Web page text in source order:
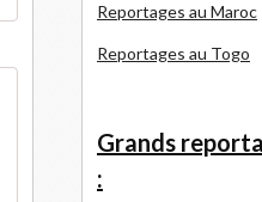
Reportages au Maroc
Reportages au Togo
Grands
: